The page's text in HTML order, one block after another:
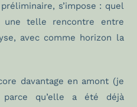
s’impose : quel
une telle rencontre entre
avec comme horizon la
davantage en amont (je
qu’elle a été déjà